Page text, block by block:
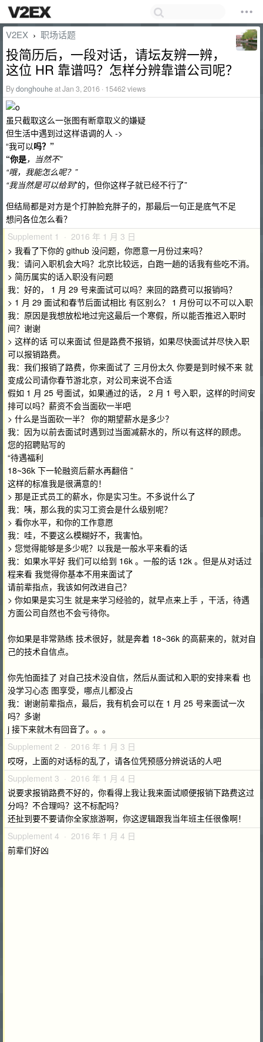
V2EX › 职场话题
投简历后，一段对话，请坛友辨一辨，
这位 HR 靠谱吗？怎样分辨靠谱公司呢？
Bydonghouheat Jan 3, 2016 · 15462 views
虽只截取这么一张图有断章取义的嫌疑
但生活中遇到过这样语调的人 ->
“我可以吗？”
“你是，当然不”
“哦，我能怎么呢？”
“我当然是可以给到*的，但你这样子就已经不行了”
但结局都是对方是个打肿脸充胖子的，那最后一句正是底气不足
想问各位怎么看？
Supplement 1 · 2016 年 1 月 3 日
> 我看了下你的 github 没问题，你愿意一月份过来吗？
我：请问入职机会大吗？北京比较远，白跑一趟的话我有些吃不消。
> 简历属实的话入职没有问题
我：好的， 1 月 29 号来面试可以吗？来回的路费可以报销吗？
> 1 月 29 面试和春节后面试相比 有区别么？ 1 月份可以不可以入职
我：原因是我想放松地过完这最后一个寒假，所以能否推迟入职时
间？谢谢
> 这样的话 可以来面试 但是路费不报销，如果尽快面试并尽快入职
可以报销路费。
我：我们报销了路费，你来面试了 三月份太久 你要是到时候不来 就
变成公司请你春节游北京，对公司来说不合适
假如 1 月 25 号面试，如果通过的话， 2 月 1 号入职，这样的时间安
排可以吗？薪资不会当面砍一半吧
> 什么是当面砍一半？ 你的期望薪水是多少？
我：因为以前去面试时遇到过当面减薪水的，所以有这样的顾虑。
您的招聘贴写的
“待遇福利
18~36k 下一轮融资后薪水再翻倍 ”
这样的标准我是很满意的！
> 那是正式员工的薪水，你是实习生。不多说什么了
我：咦，那么我的实习工资会是什么级别呢？
> 看你水平，和你的工作意愿
我：哇，不要这么模糊好不，我害怕。
> 您觉得能够是多少呢？以我是一般水平来看的话
我：如果水平好 我们可以给到 16k 。一般的话 12k 。但是从对话过
程来看 我觉得你基本不用来面试了
请前辈指点，我该如何改进自己？
> 你如果是实习生 就是来学习经验的，就早点来上手 ，干活，待遇
方面公司自然也不会亏待你。
你如果是非常熟练 技术很好，就是奔着 18~36k 的高薪来的，就对自
己的技术自信点。
你先怕面挂了 对自己技术没自信，然后从面试和入职的安排来看 也
没学习心态 图享受，哪点儿都没占
我：谢谢前辈指点，最后，我有机会可以在 1 月 25 号来面试一次
吗？多谢
j 接下来就木有回音了。。。
Supplement 2 · 2016 年 1 月 3 日
哎呀，上面的对话标的乱了，请各位凭预感分辨说话的人吧
Supplement 3 · 2016 年 1 月 4 日
说要求报销路费不好的，你看得上我让我来面试顺便报销下路费这过
分吗？不合理吗？这不标配吗？
还扯到要不要请你全家旅游啊，你这逻辑跟我当年班主任很像啊！
Supplement 4 · 2016 年 1 月 4 日
前辈们好凶